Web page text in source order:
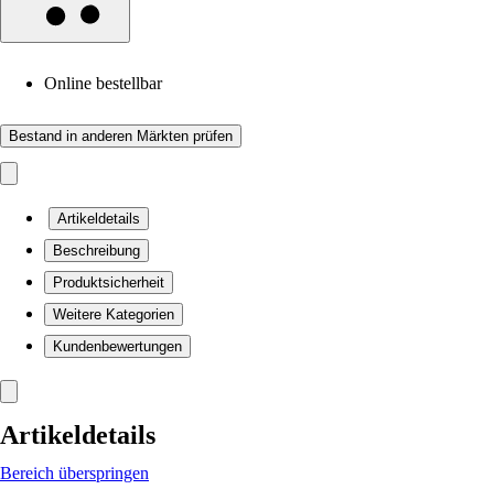
Online bestellbar
Bestand in anderen Märkten prüfen
Artikeldetails
Beschreibung
Produktsicherheit
Weitere Kategorien
Kundenbewertungen
Artikeldetails
Bereich überspringen